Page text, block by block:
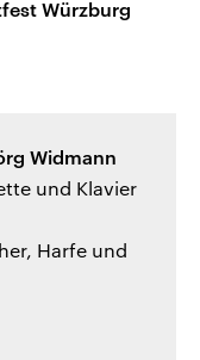
Würzburg
Widmann
und Klavier
Harfe und